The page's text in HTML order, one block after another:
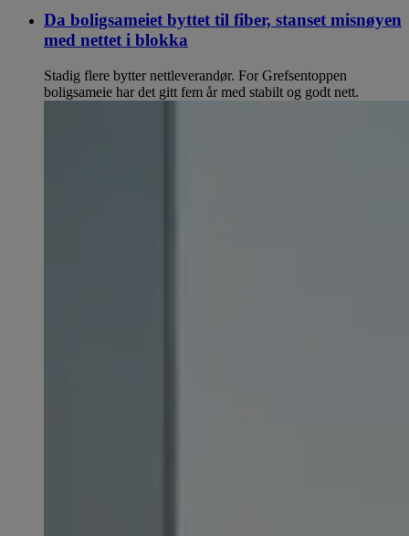
Da boligsameiet byttet til fiber, stanset misnøyen
med nettet i blokka
Stadig flere bytter nettleverandør. For Grefsentoppen
boligsameie har det gitt fem år med stabilt og godt nett.